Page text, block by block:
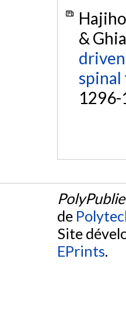
&
spinal
1296-
PolyPublie
de
Site
EPrints.